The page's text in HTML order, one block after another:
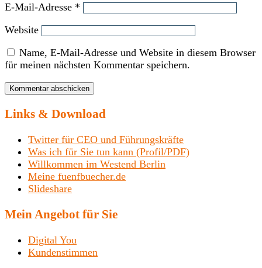
E-Mail-Adresse *
Website
Name, E-Mail-Adresse und Website in diesem Browser
für meinen nächsten Kommentar speichern.
Links & Download
Twitter für CEO und Führungskräfte
Was ich für Sie tun kann (Profil/PDF)
Willkommen im Westend Berlin
Meine fuenfbuecher.de
Slideshare
Mein Angebot für Sie
Digital You
Kundenstimmen